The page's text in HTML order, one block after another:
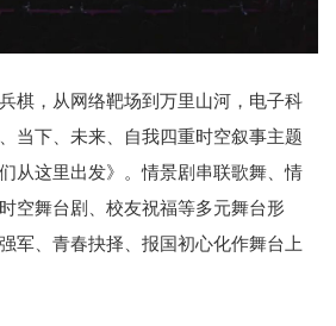
棋，从网络靶场到万里山河，电子科
当下、未来、自我四重时空叙事主题
从这里出发》。情景剧串联歌舞、情
空舞台剧、校友祝福等多元舞台形
军、青春抉择、报国初心化作舞台上